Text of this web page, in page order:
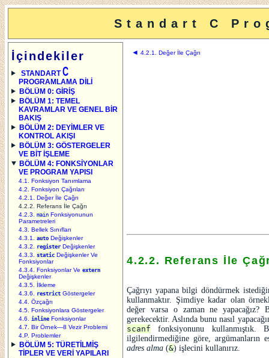
Standart C
İçindekiler
STANDARTC
PROGRAMLAMA DİLİ
BÖLÜM 0: GİRİŞ
BÖLÜM 1: TEMEL
KAVRAMLAR VE GENEL BİR
BAKIŞ
BÖLÜM 2: DEYİMLER VE
KONTROL AKIŞI
BÖLÜM 3: GÖSTERGELER
VE BİT İŞLEME
BÖLÜM 4: FONKSİYONLAR
VE PROGRAM YAPISI
4.1. Fonksiyon Tanımlama
4.2. Fonksiyon Çağrıları
4.2.1. Değer İle Çağrı
4.2.2. Referans İle Çağrı
4.2.3. main Fonksiyonunun
Parametreleri
4.3. Bellek Sınıfları
4.3.1. auto Değişkenler
4.3.2.
register Değişkenler
4.3.3. static Değişkenler Ve
Fonksiyonlar
4.3.4. Fonksiyonlar Ve extern
Değişkenler
4.3.5. İlkleme
4.3.6.
restrict Göstergeler
4.4. Özçağrı
4.5. Fonksiyonlara Göstergeler
4.6.
inline Fonksiyonlar
4.7. Bir Örnek—8 Vezir Problemi
4.P. Problemler
BÖLÜM 5: TÜRETİLMİŞ
TİPLER VE VERİ YAPILARI
◄ 4.2.1. Değer İle Çağrı
4.2.2. Referans İle
Çağrıyı yapana bilgi döndürmek
kullanmaktır. Şimdiye kadar olan
değer varsa o zaman ne yapacağız?
gerekecektir. Aslında bunu nasıl
scanf fonksiyonunu kullanmıştık.
ilgilendirmediğine göre, argümanların
adres alma (&) işlecini kullanırız.